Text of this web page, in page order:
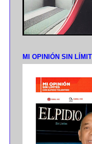
MI OPINIÓN SIN